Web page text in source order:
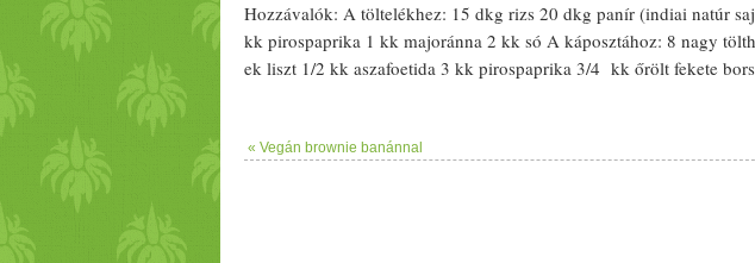
Hozzávalók: A töltelékhez: 15 dkg rizs20 dkg panír(indiai natúr
kk pirospaprika1 kk majoránna2 kk só A káposztához: 8 nagy
ek liszt1/­­2 kk aszafoetida 3 kk pirospaprika3/­­4 kk őrölt fekete bors
« Vegán brownie banánnal